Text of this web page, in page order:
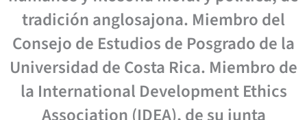
tradición anglosajona. Miembro del
Consejo de Estudios de Posgrado de la
Universidad de Costa Rica. Miembro de
la International Development Ethics